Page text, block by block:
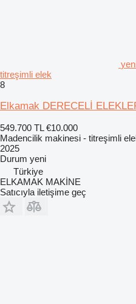
titreşimli elek
8
Elkamak DERECELİ
549.700 TL €10.000
Madencilik makinesi - titreşimli
2025
Durum yeni
Türkiye
ELKAMAK MAKİNE
Satıcıyla iletişime geç